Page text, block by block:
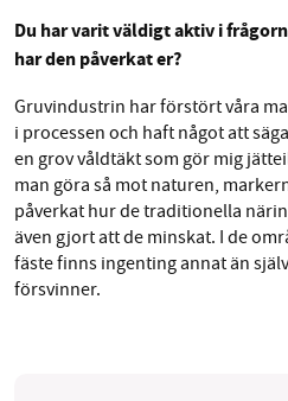
Du har varit väldigt aktiv i
har den påverkat er?
Gruvindustrin har förstört våra
i processen och haft något att
en grov våldtäkt som gör mig
man göra så mot naturen,
påverkat hur de traditionella
även gjort att de minskat. I de
fäste finns ingenting annat än
försvinner.